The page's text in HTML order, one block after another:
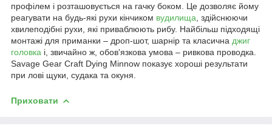
профілем і розташовується на гачку боком. Це дозволяє йому
реагувати на будь-які рухи кінчиком вудилища , здійснюючи
хвилеподібні рухи, які приваблюють рибу. Найбільш підходящі
монтажі для приманки – дроп-шот, шарнір та класична джиг
головка і, звичайно ж, обов'язкова умова – ривкова проводка.
Savage Gear Craft Dying Minnow показує хороші результати
при лові щуки, судака та окуня.
Приховати